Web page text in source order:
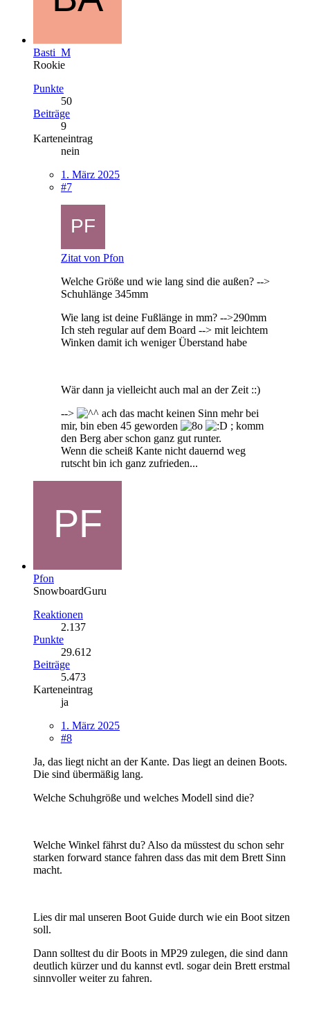
Basti_M
Rookie
Punkte
50
Beiträge
9
Karteneintrag
nein
1. März 2025
#7
Zitat von Pfon
Welche Größe und wie lang sind die außen? -->
Schuhlänge 345mm
Wie lang ist deine Fußlänge in mm? -->290mm
Ich steh regular auf dem Board --> mit leichtem
Winken damit ich weniger Überstand habe
Wär dann ja vielleicht auch mal an der Zeit ::)
-->
ach das macht keinen Sinn mehr bei
mir, bin eben 45 geworden
; komm
den Berg aber schon ganz gut runter.
Wenn die scheiß Kante nicht dauernd weg
rutscht bin ich ganz zufrieden...
Pfon
SnowboardGuru
Reaktionen
2.137
Punkte
29.612
Beiträge
5.473
Karteneintrag
ja
1. März 2025
#8
Ja, das liegt nicht an der Kante. Das liegt an deinen Boots.
Die sind übermäßig lang.
Welche Schuhgröße und welches Modell sind die?
Welche Winkel fährst du? Also da müsstest du schon sehr
starken forward stance fahren dass das mit dem Brett Sinn
macht.
Lies dir mal unseren Boot Guide durch wie ein Boot sitzen
soll.
Dann solltest du dir Boots in MP29 zulegen, die sind dann
deutlich kürzer und du kannst evtl. sogar dein Brett erstmal
sinnvoller weiter zu fahren.